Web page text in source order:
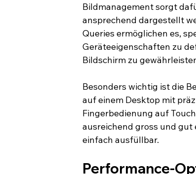
Bildmanagement sorgt
ansprechend dargestellt
Queries ermöglichen es,
Geräteeigenschaften zu
Bildschirm zu
Besonders wichtig ist die
auf einem Desktop mit
Fingerbedienung auf
ausreichend gross und
einfach ausfüllbar.
Performance-